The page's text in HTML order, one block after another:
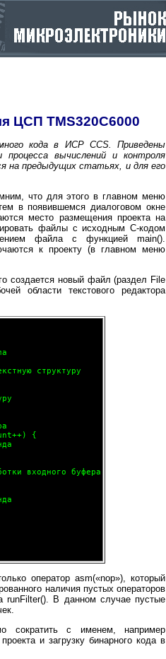
ЦСП TMS320C6000
кода в ИСР CCS. Приведены
процесса вычислений и контроля
на предыдущих статьях, и для его
что для этого в главном меню
в появившемся диалоговом окне
место размещения проекта на
файлы с исходным С-кодом
файла с функцией main().
к проекту (в главном меню
создается новый файл (раздел File
области текстового редактора
структуру
{
входного буфера
оператор asm(«nop»), который
наличия пустых операторов
runFilter(). В данном случае пустые
сократить с именем, например
и загрузку бинарного кода в